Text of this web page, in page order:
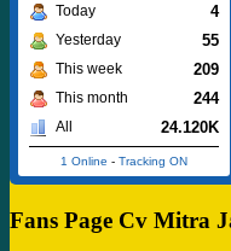
Today 4
Yesterday 55
This week 209
This month 244
All 24.120K
1 Online - Tracking ON
Fans Page Cv Mitra